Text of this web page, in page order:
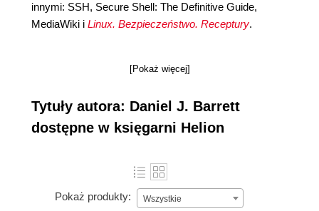
innymi: SSH, Secure Shell: The Definitive Guide,
MediaWiki i Linux. Bezpieczeństwo. Receptury.
[Pokaż więcej]
Tytuły autora: Daniel J. Barrett
dostępne w księgarni Helion
Pokaż produkty: Wszystkie